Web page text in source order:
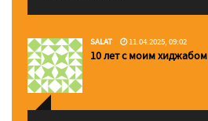
SALAT 11.04.2025, 09:02
10 лет с моим хиджабом